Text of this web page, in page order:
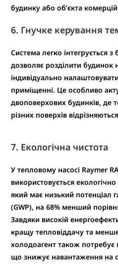
будинку або об’єкта
6. Гнучке керування
Система легко інтегрується з
дозволяє розділити будинок
індивідуально
приміщенні. Це особливо
двоповерхових будинків, де
різних поверхів
7. Екологічна чистота
У тепловому насосі Raymer
використовується
який має низький потенціал
(GWP), на 68% менший
Завдяки високій
кращу тепловіддачу та
холодоагент також потребує
що знижує навантаження на